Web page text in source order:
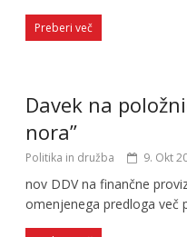
Preberi več
Davek na
nora”
Politika in družba 9. Okt
nov DDV na finančne
omenjenega predloga več